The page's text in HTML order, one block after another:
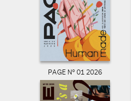
PAGE N° 01 2026